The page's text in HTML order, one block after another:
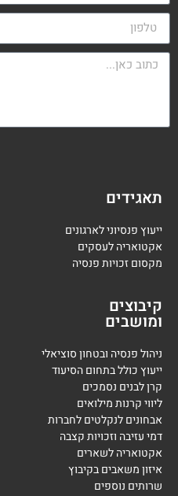
תאגידים
ייעוץ פנסיוני לארגונים
אקטואריה לעסקים
מקסום זכויות פנסיה
קיבוצים
ומושבים
ניהול פנסיה ובטחון סוציאלי
ייעוץ כולל בתחום הסיעוד
קרן לבנים נסמכים
ליווי קרנות מילואים
אבחונים לנקלטים לחברות
דמי עזיבה וזכויות קצבה
אקטואריה לשארים
איזון משאבים בקיבוץ
שרותים נוספים